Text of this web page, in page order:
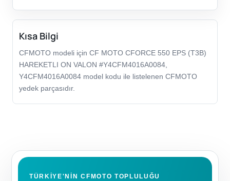
Kısa Bilgi
CFMOTO modeli için CF MOTO CFORCE 550 EPS (T3B)
HAREKETLI ON VALON #Y4CFM4016A0084,
Y4CFM4016A0084 model kodu ile listelenen CFMOTO
yedek parçasıdır.
TÜRKIYE'NIN CFMOTO TOPLULUĞU